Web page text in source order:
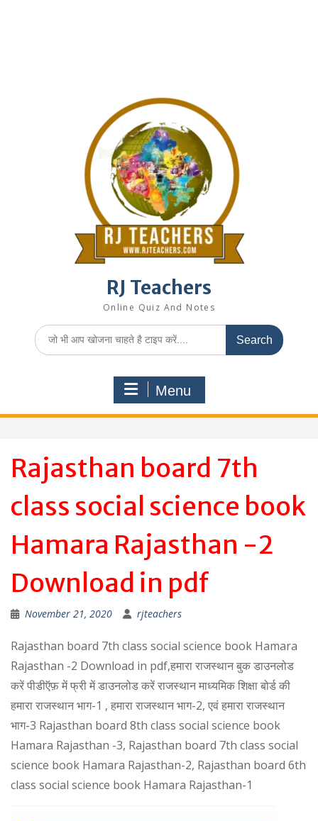
RJ Teachers
Online Quiz And Notes
Search
for:
Menu
Rajasthan board 7th
class social science book
Hamara Rajasthan -2
Download in pdf
November 21, 2020 rjteachers
Rajasthan board 7th class social science book Hamara
Rajasthan -2 Download in pdf,हमारा राजस्थान बुक डाउनलोड
करें पीडीऍफ़ में फ्री में डाउनलोड करें राजस्थान माध्यमिक शिक्षा बोर्ड की
हमारा राजस्थान भाग-1 , हमारा राजस्थान भाग-2, एवं हमारा राजस्थान
भाग-3 Rajasthan board 8th class social science book
Hamara Rajasthan -3, Rajasthan board 7th class social
science book Hamara Rajasthan-2, Rajasthan board 6th
class social science book Hamara Rajasthan-1